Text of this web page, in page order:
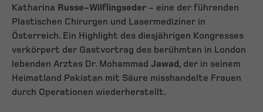
Katharina Russe-Wilflingseder - eine der führenden
Plastischen Chirurgen und Lasermediziner in
Österreich. Ein Highlight des diesjährigen Kongresses
verkörpert der Gastvortrag des berühmten in London
lebenden Arztes Dr. Mohammad Jawad, der in seinem
Heimatland Pakistan mit Säure misshandelte Frauen
durch Operationen wiederherstellt.